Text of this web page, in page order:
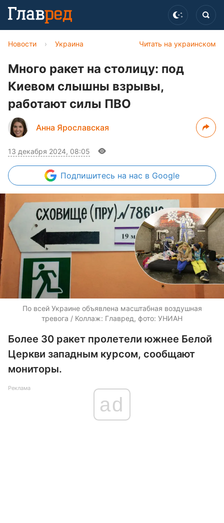
Читать на украинском
Новости › Украина
Много ракет на столицу: под
Киевом слышны взрывы,
работают силы ПВО
Анна Ярославская
13 декабря 2024, 08:05
Подпишитесь на нас в Google
По всей Украине объявлена масштабная воздушная
тревога / Коллаж: Главред, фото: УНИАН
Более 30 ракет пролетели южнее Белой
Церкви западным курсом, сообщают
мониторы.
Реклама
ad